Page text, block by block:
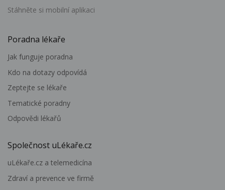
Stáhněte si mobilní aplikaci
Poradna lékaře
Jak funguje poradna
Kdo na dotazy odpovídá
Zeptejte se lékaře
Tematické poradny
Odpovědi lékařů
Společnost uLékaře.cz
uLékaře.cz a telemedicína
Zdraví a prevence ve firmě